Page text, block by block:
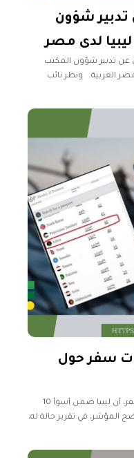
شؤون
لدى مصر
عن تدبير شؤون المكتب
العربية. ونظر نائب
المحاسبة
أسوأ 10 جوازات سفر حول
كشف مؤشر هينلي العالمي ل جوازات السفر، أن ليبيا ضمن أسوأ 10
العالم لعام 2024. وأوضح المؤشر، في تقرير حالة له،